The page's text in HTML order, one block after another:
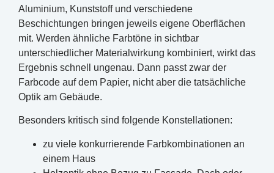
Aluminium, Kunststoff und verschiedene
Beschichtungen bringen jeweils eigene Oberflächen
mit. Werden ähnliche Farbtöne in sichtbar
unterschiedlicher Materialwirkung kombiniert, wirkt das
Ergebnis schnell ungenau. Dann passt zwar der
Farbcode auf dem Papier, nicht aber die tatsächliche
Optik am Gebäude.
Besonders kritisch sind folgende Konstellationen:
zu viele konkurrierende Farbkombinationen an
einem Haus